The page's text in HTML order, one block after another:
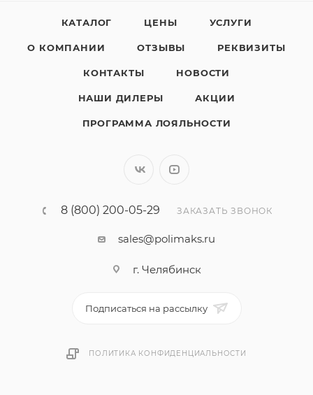
КАТАЛОГ ЦЕНЫ УСЛУГИ
О КОМПАНИИ ОТЗЫВЫ РЕКВИЗИТЫ
КОНТАКТЫ НОВОСТИ
НАШИ ДИЛЕРЫ АКЦИИ
ПРОГРАММА ЛОЯЛЬНОСТИ
8 (800) 200-05-29 ЗАКАЗАТЬ ЗВОНОК
sales@polimaks.ru
г. Челябинск
Подписаться на рассылку
ПОЛИТИКА КОНФИДЕНЦИАЛЬНОСТИ